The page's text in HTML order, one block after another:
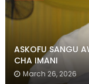
ASKOFU SANGU
CHA IMANI
March 26, 2026